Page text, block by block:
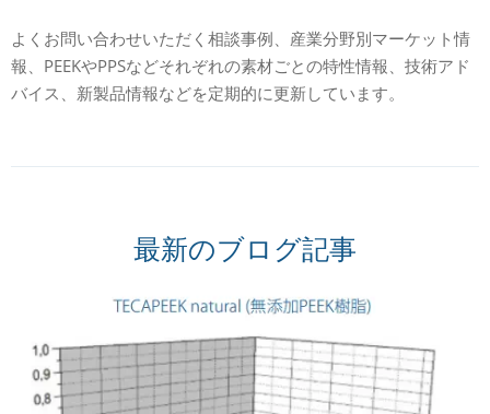
よくお問い合わせいただく相談事例、産業分野別マーケット情
報、PEEKやPPSなどそれぞれの素材ごとの特性情報、技術アド
バイス、新製品情報などを定期的に更新しています。
最新のブログ記事